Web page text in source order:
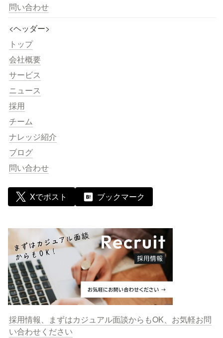
問い合わせ
<ヘッダー>
トップ
会社概要
サービス
ニュース
採用
チーム
ナレッジ紹介
ブログ
問い合わせ
Xでポスト ブックマーク
採用情報、まずはカジュアル面談からもOK、お気軽お問
い合わせください